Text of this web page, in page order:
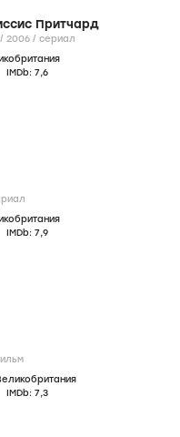
Притчард
Amazing Mrs Pritchard / 2006 / сериал
IMDb: 7,6
IMDb: 7,9
IMDb: 7,3